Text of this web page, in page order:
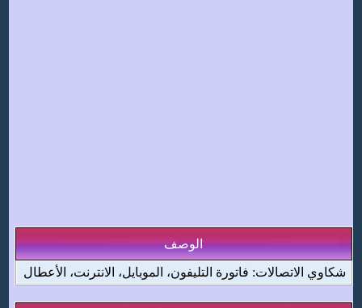
الوصف
شكاوي الاتصالات: فاتورة التليفون، الموبايل، الانترنت، الأعطال